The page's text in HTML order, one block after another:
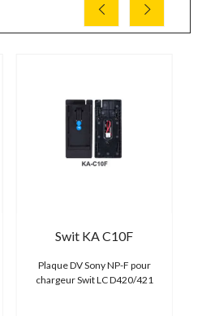
Swit KA C10F
Plaque DV Sony NP-F pour
chargeur Swit LC D420/421